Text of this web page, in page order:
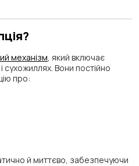
механізм , який включає
сухожиллях. Вони постійно
про:
й миттєво, забезпечуючи